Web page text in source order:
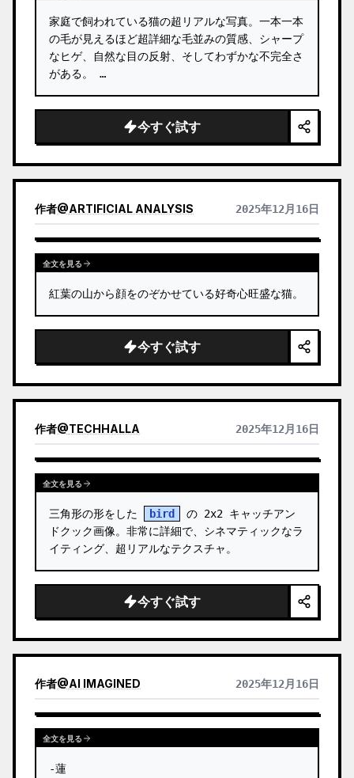
家庭で飼われている猫の超リアルな写真。一本一本
の毛が見えるほど超詳細な毛並みの質感、シャープ
なヒゲ、自然な目の反射、そしてわずかな不完全さ
がある。 …
今すぐ試す
作者@ARTIFICIAL ANALYSIS 2025年12月16日
全文を見る
紅葉の山から顔をのぞかせている好奇心旺盛な猫。
今すぐ試す
作者@TECHHALLA 2025年12月16日
全文を見る
三角形の形をした bird
の 2x2 キャッチアン
ドクック画像。非常に詳細で、シネマティックなラ
イティング、超リアルなテクスチャ。
今すぐ試す
作者@AI IMAGINED 2025年12月16日
全文を見る
-蓮